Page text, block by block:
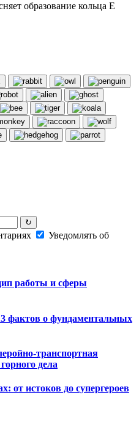
образование кольца E
↻
Уведомлять об
работы и сферы
фактов о фундаментальных
транспортная
дела
от истоков до супергероев